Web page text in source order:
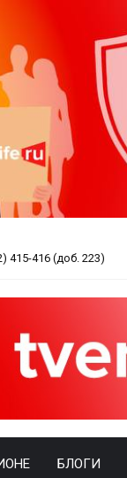
415-416 (доб. 223)
БЛОГИ